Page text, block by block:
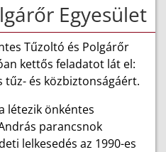
Egyesület
Tűzoltó és Polgárőr
kettős feladatot lát el:
tűz- és közbiztonságáért.
létezik önkéntes
parancsnok
lelkesedés az 1990-es